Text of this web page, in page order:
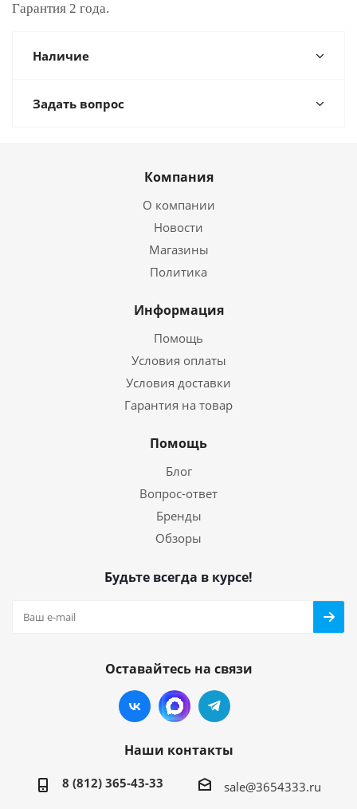
Гарантия 2 года.
Наличие
Задать вопрос
Компания
О компании
Новости
Магазины
Политика
Информация
Помощь
Условия оплаты
Условия доставки
Гарантия на товар
Помощь
Блог
Вопрос-ответ
Бренды
Обзоры
Будьте всегда в курсе!
Оставайтесь на связи
Наши контакты
8 (812) 365-43-33 sale@3654333.ru